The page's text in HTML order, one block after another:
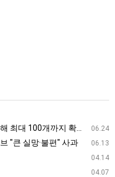
06.24
았지만, 시장 대표성이나 거래량을 고려해 선정할 계획이다.
06.13
"큰 실망·불편" 사과
04.14
04.07